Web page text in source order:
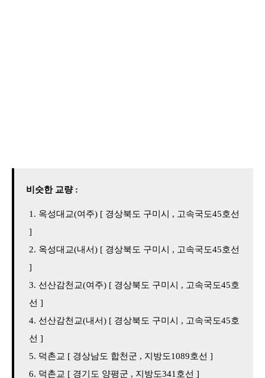
비슷한 교량 :
옥성대교(여주) [ 경상북도 구미시 , 고속국도45호선
]
옥성대교(내서) [ 경상북도 구미시 , 고속국도45호선
]
선산감천교(여주) [ 경상북도 구미시 , 고속국도45호
선 ]
선산감천교(내서) [ 경상북도 구미시 , 고속국도45호
선 ]
덕촌교 [ 경상남도 합천군 , 지방도1089호선 ]
덕촌교 [ 경기도 양평군 , 지방도341호선 ]